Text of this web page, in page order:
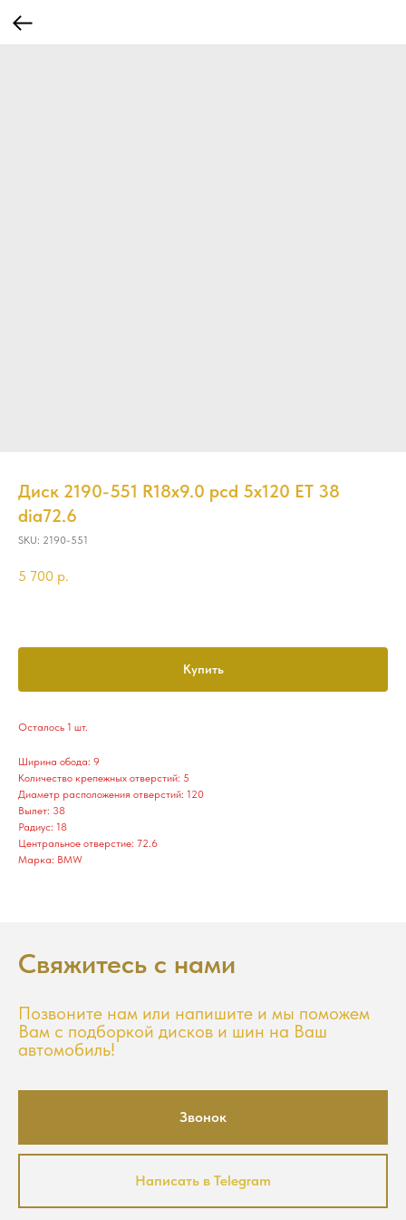
Диск 2190-551 R18x9.0 pcd 5x120 ET 38
dia72.6
SKU: 2190-551
5 700 р.
Купить
Осталось 1 шт.
Ширина обода: 9
Количество крепежных отверстий: 5
Диаметр расположения отверстий: 120
Вылет: 38
Радиус: 18
Центральное отверстие: 72.6
Марка: BMW
Свяжитесь с нами
Позвоните нам или напишите и мы поможем
Вам с подборкой дисков и шин на Ваш
автомобиль!
Звонок
Написать в Telegram